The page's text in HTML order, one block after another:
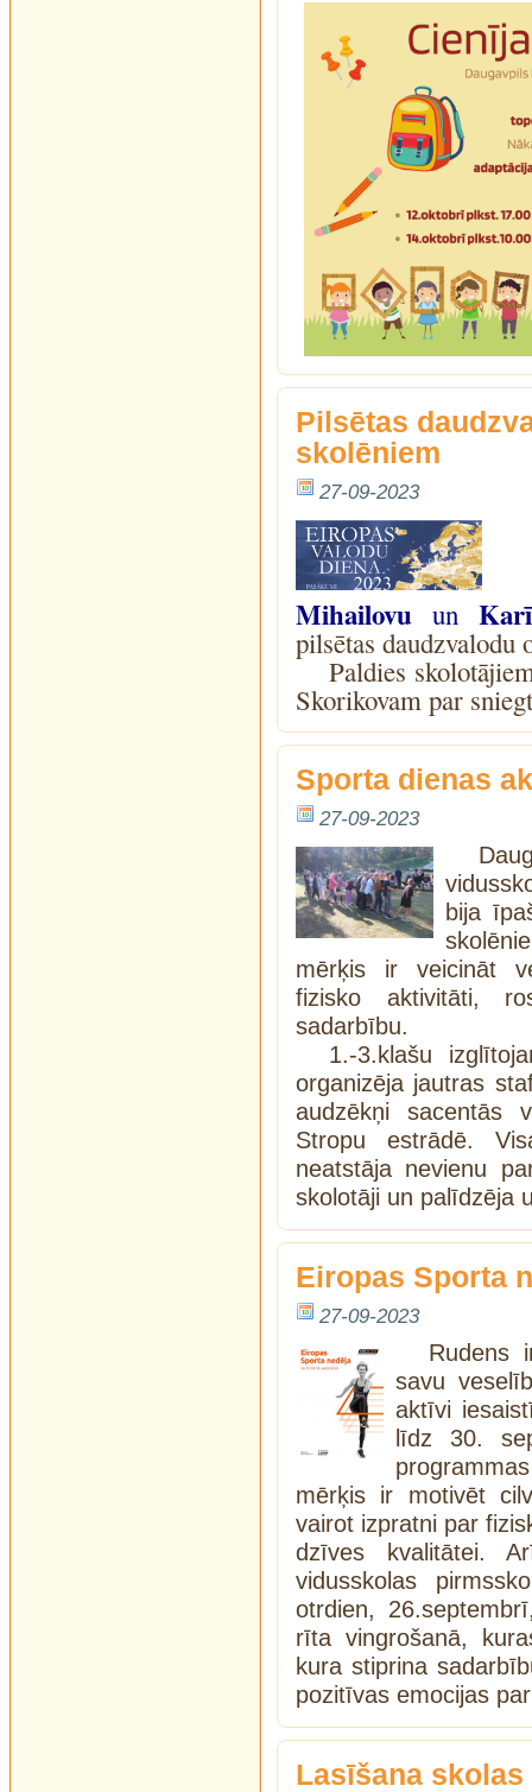
Pilsētas
skolēniem
27-09-2023
Mihailovu un
pilsētas
Paldies
Skorikovam par
Sporta dienas
27-09-2023
bija
mērķis ir veicināt
fizisko aktivitāti,
sadarbību.
1.-3.klašu
organizēja jautras
audzēkņi sacentās
Stropu estrādē.
neatstāja nevienu
skolotāji un palīdzēja
Eiropas Sporta
27-09-2023
Rudens
savu
aktīvi
līdz 30.
mērķis ir motivēt
vairot izpratni par
dzīves kvalitātei.
vidusskolas
otrdien,
rīta vingrošanā,
kura stiprina
pozitīvas emocijas
Lasīšana